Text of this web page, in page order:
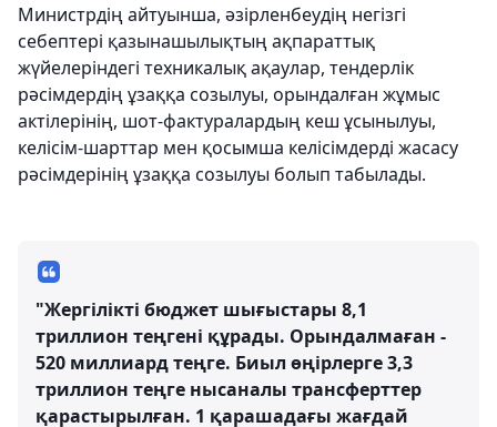
Министрдің айтуынша, әзірленбеудің негізгі
себептері қазынашылықтың ақпараттық
жүйелеріндегі техникалық ақаулар, тендерлік
рәсімдердің ұзаққа созылуы, орындалған жұмыс
актілерінің, шот-фактуралардың кеш ұсынылуы,
келісім-шарттар мен қосымша келісімдерді жасасу
рәсімдерінің ұзаққа созылуы болып табылады.
"Жергілікті бюджет шығыстары 8,1
триллион теңгені құрады. Орындалмаған -
520 миллиард теңге. Биыл өңірлерге 3,3
триллион теңге нысаналы трансферттер
қарастырылған. 1 қарашадағы жағдай